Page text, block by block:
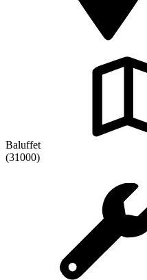
Baluffet
(31000)